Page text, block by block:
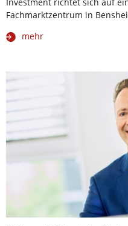
Fachmarktzentrum in
mehr